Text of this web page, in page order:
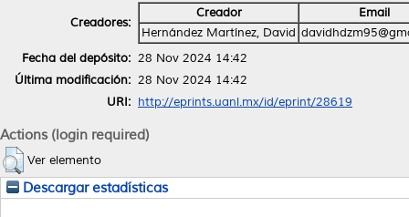
Creadores:
Creador
Email
Hernández Martínez, David
Fecha del depósito: 28 Nov 2024 14:42
Última modificación: 28 Nov 2024 14:42
URI: http://eprints.uanl.mx/id/eprint/28619
Actions (login required)
Ver elemento
Descargar estadísticas